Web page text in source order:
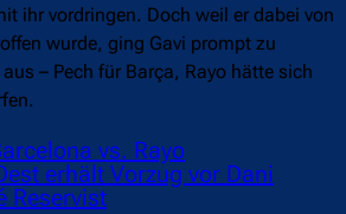
ihr vordringen. Doch weil er dabei von
wurde, ging Gavi prompt zu
– Pech für Barça, Rayo hätte sich
vs. Rayo
erhält Vorzug vor Dani
Reservist